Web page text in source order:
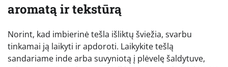
aromatą ir tekstūrą
Norint, kad imbierinė tešla išliktų šviežia, svarbu
tinkamai ją laikyti ir apdoroti. Laikykite tešlą
sandariame inde arba suvyniotą į plėvelę šaldytuve,